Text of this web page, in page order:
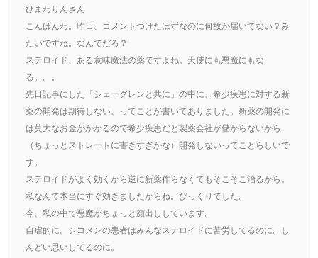
ひまわりんさん
こんばんわ。昨日、コメントつけたはずなのに何故か届いてない？み
たいですね。なんでだろ？
ステロイド、ある意味魔法の薬ですよね。天使にも悪魔にもな
る。。。
先日記事にした「シェーグレンと共に」の中に、希少疾患に対する新
薬の開発は期待しない、ってことが書いてありました。新薬の開発に
は莫大なお金がかかるので希少疾患だと製薬会社が儲からないから
（ちょっとストレートに書きすぎかな）開発しないってことらしいで
す。
ステロイドがよく効くから逆に新薬作らなくてもそこそこ治るから。
私なんて本当にすぐ効きましたからね。びっくりでした。
今、私の中で悪魔がちょっと顔出ししています。
自虐的に。ジコメンの患者はみんなステロイドに苦労してるのに。し
んどい思いしてるのに。